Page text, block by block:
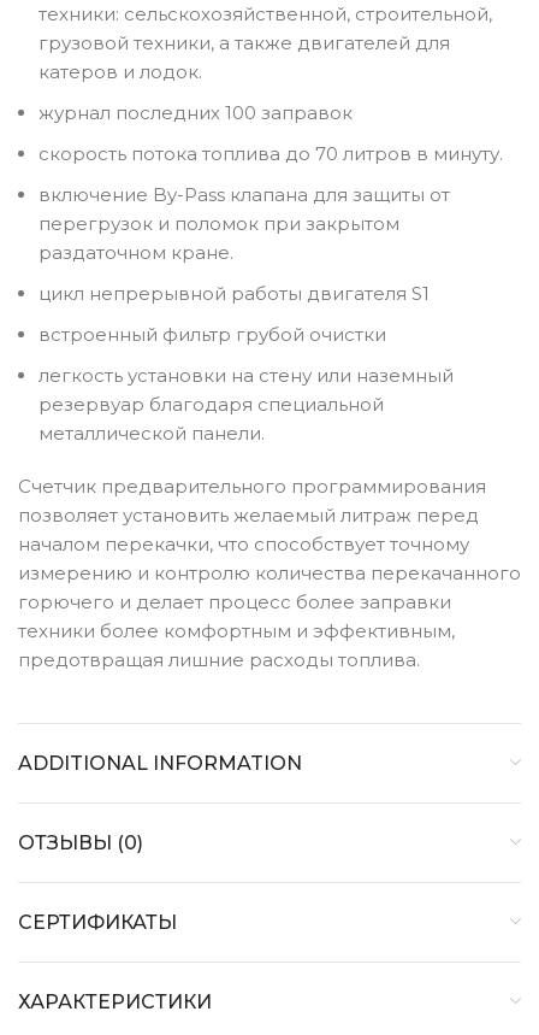
техники: сельскохозяйственной, строительной,
грузовой техники, а также двигателей для
катеров и лодок.
журнал последних 100 заправок
скорость потока топлива до 70 литров в минуту.
включение By-Pass клапана для защиты от
перегрузок и поломок при закрытом
раздаточном кране.
цикл непрерывной работы двигателя S1
встроенный фильтр грубой очистки
легкость установки на стену или наземный
резервуар благодаря специальной
металлической панели.
Счетчик предварительного программирования
позволяет установить желаемый литраж перед
началом перекачки, что способствует точному
измерению и контролю количества перекачанного
горючего и делает процесс более заправки
техники более комфортным и эффективным,
предотвращая лишние расходы топлива.
ADDITIONAL INFORMATION
ОТЗЫВЫ (0)
СЕРТИФИКАТЫ
ХАРАКТЕРИСТИКИ